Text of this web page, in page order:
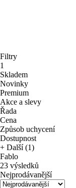
Filtry
1
Skladem
Novinky
Premium
Akce a slevy
Řada
Cena
Způsob uchycení
Dostupnost
+ Další (1)
Fablo
23 výsledků
Nejprodávanější